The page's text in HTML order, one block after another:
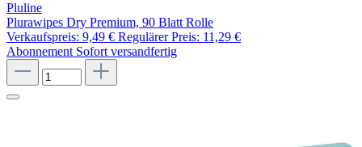
Pluline
Plurawipes Dry Premium, 90 Blatt Rolle
Verkaufspreis: 9,49 € Regulärer Preis: 11,29 €
Abonnement Sofort versandfertig